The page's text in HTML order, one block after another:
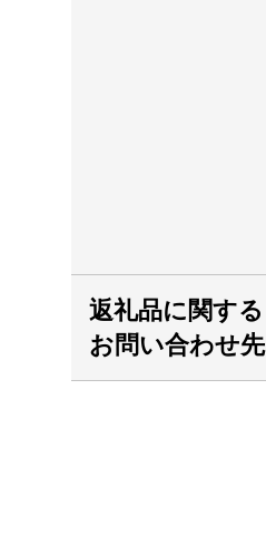
返礼品に関する
お問い合わせ先